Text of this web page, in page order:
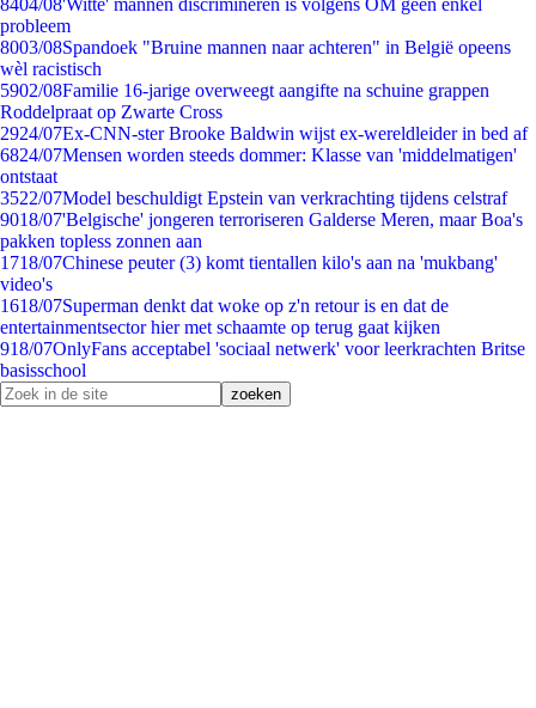
8404/08'Witte' mannen discrimineren is volgens OM geen enkel
probleem
8003/08Spandoek "Bruine mannen naar achteren" in België opeens
wèl racistisch
5902/08Familie 16-jarige overweegt aangifte na schuine grappen
Roddelpraat op Zwarte Cross
2924/07Ex-CNN-ster Brooke Baldwin wijst ex-wereldleider in bed af
6824/07Mensen worden steeds dommer: Klasse van 'middelmatigen'
ontstaat
3522/07Model beschuldigt Epstein van verkrachting tijdens celstraf
9018/07'Belgische' jongeren terroriseren Galderse Meren, maar Boa's
pakken topless zonnen aan
1718/07Chinese peuter (3) komt tientallen kilo's aan na 'mukbang'
video's
1618/07Superman denkt dat woke op z'n retour is en dat de
entertainmentsector hier met schaamte op terug gaat kijken
918/07OnlyFans acceptabel 'sociaal netwerk' voor leerkrachten Britse
basisschool